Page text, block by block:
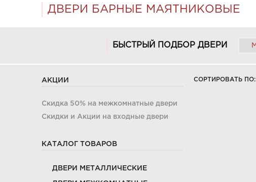
ДВЕРИ БАРНЫЕ МАЯТНИКОВЫЕ
БЫСТРЫЙ ПОДБОР ДВЕРИ
АКЦИИ
Скидка 50% на межкомнатные двери
Скидки и Акции на входные двери
КАТАЛОГ ТОВАРОВ
ДВЕРИ МЕТАЛЛИЧЕСКИЕ
СОРТИРОВАТЬ ПО: